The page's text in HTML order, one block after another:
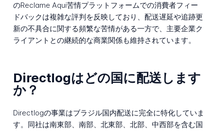
のReclame Aqui苦情プラットフォームでの消費者フィー
ドバックは複雑な評判を反映しており、配送遅延や追跡更
新の不具合に関する頻繁な苦情がある一方で、主要企業ク
ライアントとの継続的な商業関係も維持されています。
Directlogはどの国に配送します
か？
Directlogの事業はブラジル国内配送に完全に特化していま
す。同社は南東部、南部、北東部、北部、中西部を含む国